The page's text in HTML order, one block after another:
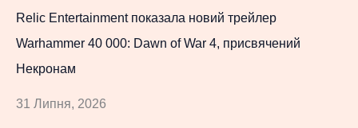
Relic Entertainment показала новий трейлер
Warhammer 40 000: Dawn of War 4, присвячений
Некронам
31 Липня, 2026